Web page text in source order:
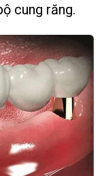
cung răng.